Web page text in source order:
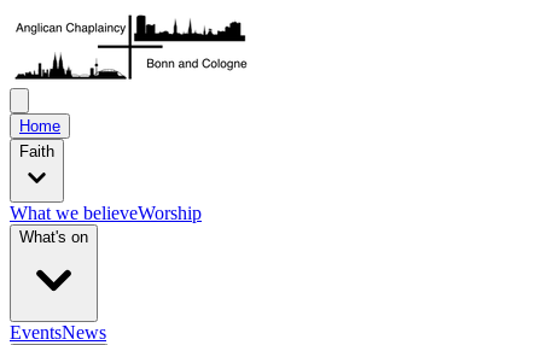
Home
Faith
What we believeWorship
What's on
EventsNews